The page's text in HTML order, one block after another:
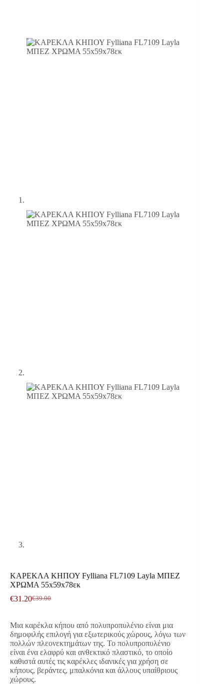
ΚΑΡΕΚΛΑ ΚΗΠΟΥ Fylliana FL7109 Layla ΜΠΕΖ
ΧΡΩΜΑ 55x59x78εκ
€39.00
Original
was:
€39.00.
€31.20Η
τιμή
είναι:
€31.20.
Μια καρέκλα κήπου από πολυπροπυλένιο είναι μια
δημοφιλής επιλογή για εξωτερικούς χώρους, λόγω των
πολλών πλεονεκτημάτων της. Το πολυπροπυλένιο
είναι ένα ελαφρύ και ανθεκτικό πλαστικό, το οποίο
καθιστά αυτές τις καρέκλες ιδανικές για χρήση σε
κήπους, βεράντες, μπαλκόνια και άλλους υπαίθριους
χώρους.